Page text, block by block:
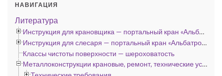
НАВИГАЦИЯ
Литература
Инструкция для крановщика — портальный кран «Альбатрос», «Сокол» и «Кондор»
Инструкция для слесаря — портальный кран «Альбатрос», «Сокол» и «Кондор»
Классы чистоты поверхности — шероховатость
Металлоконструкции крановые, ремонт, технические условия